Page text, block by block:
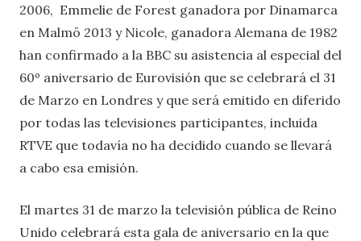
2006, Emmelie de Forest ganadora por Dinamarca
en Malmö 2013 y Nicole, ganadora Alemana de 1982
han confirmado a la BBC su asistencia al especial del
60º aniversario de Eurovisión que se celebrará el 31
de Marzo en Londres y que será emitido en diferido
por todas las televisiones participantes, incluida
RTVE que todavía no ha decidido cuando se llevará
a cabo esa emisión.
El martes 31 de marzo la televisión pública de Reino
Unido celebrará esta gala de aniversario en la que